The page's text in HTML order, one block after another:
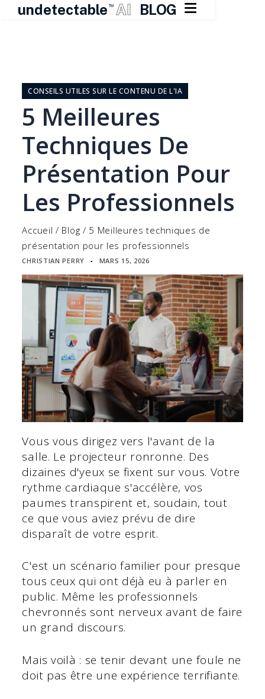
undetectable TM AI BLOG 
contentCONSEILS UTILES SUR LE CONTENU DE L'IA
5 Meilleures
Techniques De
Présentation Pour
Les Professionnels
Accueil / Blog / 5 Meilleures techniques de
présentation pour les professionnels
CHRISTIAN PERRY ▪ MARS 15, 2026
Vous vous dirigez vers l'avant de la
salle. Le projecteur ronronne. Des
dizaines d'yeux se fixent sur vous. Votre
rythme cardiaque s'accélère, vos
paumes transpirent et, soudain, tout
ce que vous aviez prévu de dire
disparaît de votre esprit.
C'est un scénario familier pour presque
tous ceux qui ont déjà eu à parler en
public. Même les professionnels
chevronnés sont nerveux avant de faire
un grand discours.
Mais voilà : se tenir devant une foule ne
doit pas être une expérience terrifiante.